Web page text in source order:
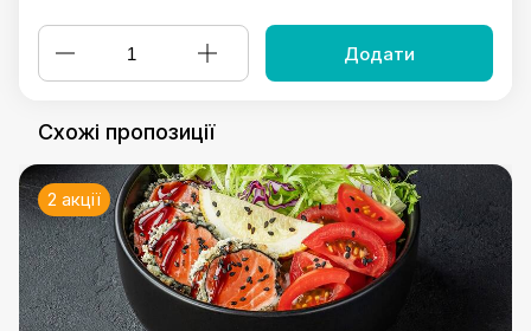
Додати
Схожі пропозиції
2 акції